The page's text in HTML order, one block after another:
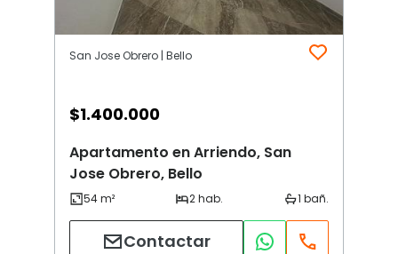
San Jose Obrero | Bello
$1.400.000
Apartamento en Arriendo, San
Jose Obrero, Bello
Contactar